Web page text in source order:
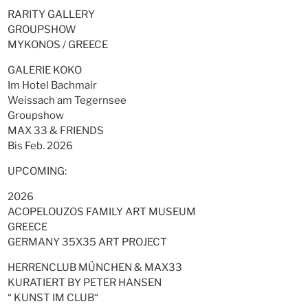
RARITY GALLERY
GROUPSHOW
MYKONOS / GREECE
GALERIE KOKO
Im Hotel Bachmair
Weissach am Tegernsee
Groupshow
MAX 33 & FRIENDS
Bis Feb. 2026
UPCOMING:
2026
ACOPELOUZOS FAMILY ART MUSEUM
GREECE
GERMANY 35X35 ART PROJECT
HERRENCLUB MÜNCHEN & MAX33
KURATIERT BY PETER HANSEN
“ KUNST IM CLUB“